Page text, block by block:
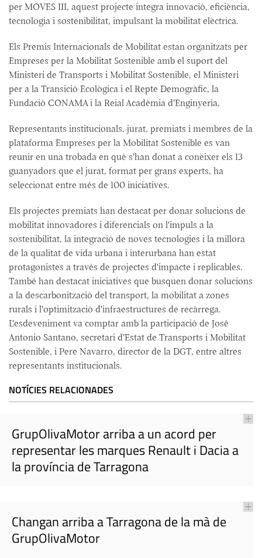
per MOVES III, aquest projecte integra innovació, eficiència,
tecnologia i sostenibilitat, impulsant la mobilitat elèctrica.
Els Premis Internacionals de Mobilitat estan organitzats per
Empreses per la Mobilitat Sostenible amb el suport del
Ministeri de Transports i Mobilitat Sostenible, el Ministeri
per a la Transició Ecològica i el Repte Demogràfic, la
Fundació CONAMA i la Reial Acadèmia d'Enginyeria,
Representants institucionals, jurat, premiats i membres de la
plataforma Empreses per la Mobilitat Sostenible es van
reunir en una trobada en què s'han donat a conèixer els 13
guanyadors que el jurat, format per grans experts, ha
seleccionat entre més de 100 iniciatives.
Els projectes premiats han destacat per donar solucions de
mobilitat innovadores i diferencials on l'impuls a la
sostenibilitat, la integració de noves tecnologies i la millora
de la qualitat de vida urbana i interurbana han estat
protagonistes a través de projectes d'impacte i replicables.
També han destacat iniciatives que busquen donar solucions
a la descarbonització del transport, la mobilitat a zones
rurals i l'optimització d'infraestructures de recàrrega.
L'esdeveniment va comptar amb la participació de José
Antonio Santano, secretari d'Estat de Transports i Mobilitat
Sostenible, i Pere Navarro, director de la DGT, entre altres
representants institucionals.
NOTÍCIES RELACIONADES
GrupOlivaMotor arriba a un acord per
representar les marques Renault i Dacia a
la província de Tarragona
Changan arriba a Tarragona de la mà de
GrupOlivaMotor